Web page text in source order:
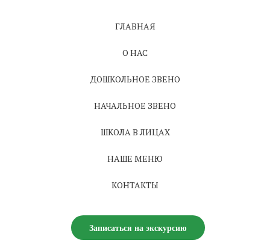
ГЛАВНАЯ
О НАС
ДОШКОЛЬНОЕ ЗВЕНО
НАЧАЛЬНОЕ ЗВЕНО
ШКОЛА В ЛИЦАХ
НАШЕ МЕНЮ
КОНТАКТЫ
Записаться на экскурсию